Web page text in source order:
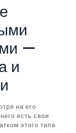
—
и
на его
есть свои
этого типа